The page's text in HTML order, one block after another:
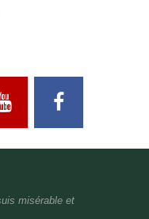
misérable et